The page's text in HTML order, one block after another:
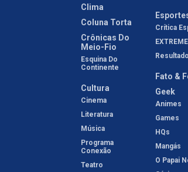
Clima
Coluna Torta
Crônicas Do
Meio-Fio
Esquina Do
Continente
Cultura
Cinema
Literatura
Música
Programa
Conexão
Teatro
Crítica
EXTREME
Fato &
Geek
Animes
Games
HQs
Mangás
O Papai